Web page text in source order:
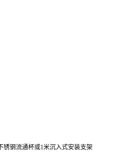
锈钢流通杯或1米沉入式安装支架